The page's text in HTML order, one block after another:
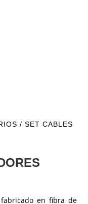
/ SET CABLES
en fibra de